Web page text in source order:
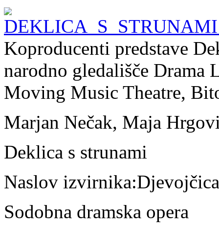
Koproducenti predstave
narodno gledališče
Moving Music Theatre,
Marjan Nečak, Maja
Deklica s strunami
Naslov
Sodobna dramska opera